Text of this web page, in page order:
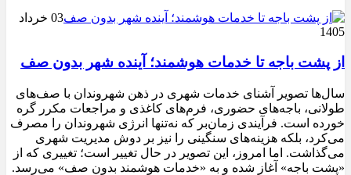
03 خرداد
1405
از پشت باجه تا خدمات هوشمند؛ آینده شهر بدون صف
سال‌ها تصویر آشنای خدمات شهری در ذهن شهروندان با صف‌های
طولانی، باجه‌های حضوری، فرم‌های کاغذی و مراجعات مکرر گره
خورده است. فرآیندی زمان‌بر که نه‌تنها انرژی شهروندان را مصرف
می‌کرد، بلکه هزینه‌های سنگینی را نیز بر دوش مدیریت شهری
می‌گذاشت. اما امروز، این تصویر در حال تغییر است؛ تغییری که از
«پشت باجه» آغاز شده و به «خدمات هوشمند بدون صف» می‌رسد.